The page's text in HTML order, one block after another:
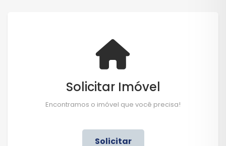
Solicitar Imóvel
Encontramos o imóvel que você precisa!
Solicitar